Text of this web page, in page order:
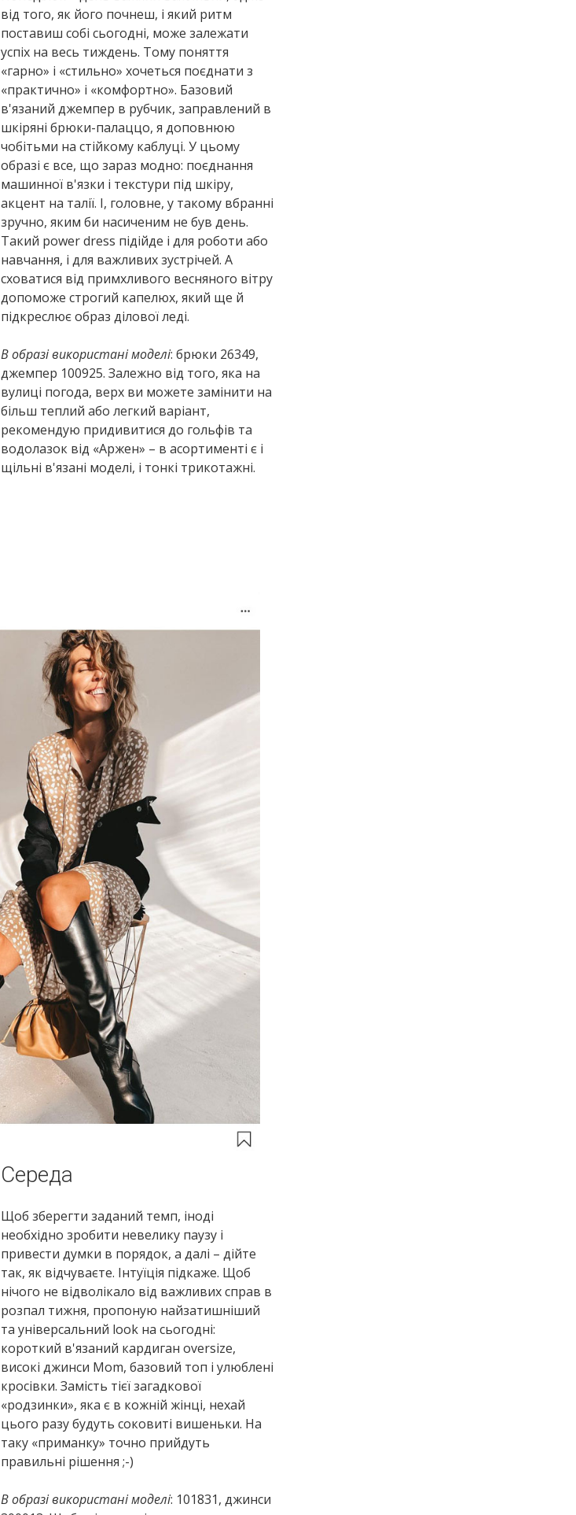
від того, як його почнеш, і який ритм
поставиш собі сьогодні, може залежати
успіх на весь тиждень. Тому поняття
«гарно» і «стильно» хочеться поєднати з
«практично» і «комфортно». Базовий
в'язаний джемпер в рубчик, заправлений в
шкіряні брюки-палаццо, я доповнюю
чобітьми на стійкому каблуці. У цьому
образі є все, що зараз модно: поєднання
машинної в'язки і текстури під шкіру,
акцент на талії. І, головне, у такому вбранні
зручно, яким би насиченим не був день.
Такий power dress підійде і для роботи або
навчання, і для важливих зустрічей. А
сховатися від примхливого весняного вітру
допоможе строгий капелюх, який ще й
підкреслює образ ділової леді.
В образі використані моделі: брюки 26349,
джемпер 100925. Залежно від того, яка на
вулиці погода, верх ви можете замінити на
більш теплий або легкий варіант,
рекомендую придивитися до гольфів та
водолазок від «Аржен» – в асортименті є і
щільні в'язані моделі, і тонкі трикотажні.
Середа
Щоб зберегти заданий темп, іноді
необхідно зробити невелику паузу і
привести думки в порядок, а далі – дійте
так, як відчуваєте. Інтуїція підкаже. Щоб
нічого не відволікало від важливих справ в
розпал тижня, пропоную найзатишніший
та універсальний look на сьогодні:
короткий в'язаний кардиган oversize,
високі джинси Mom, базовий топ і улюблені
кросівки. Замість тієї загадкової
«родзинки», яка є в кожній жінці, нехай
цього разу будуть соковиті вишеньки. На
таку «приманку» точно прийдуть
правильні рішення ;-)
В образі використані моделі: 101831, джинси